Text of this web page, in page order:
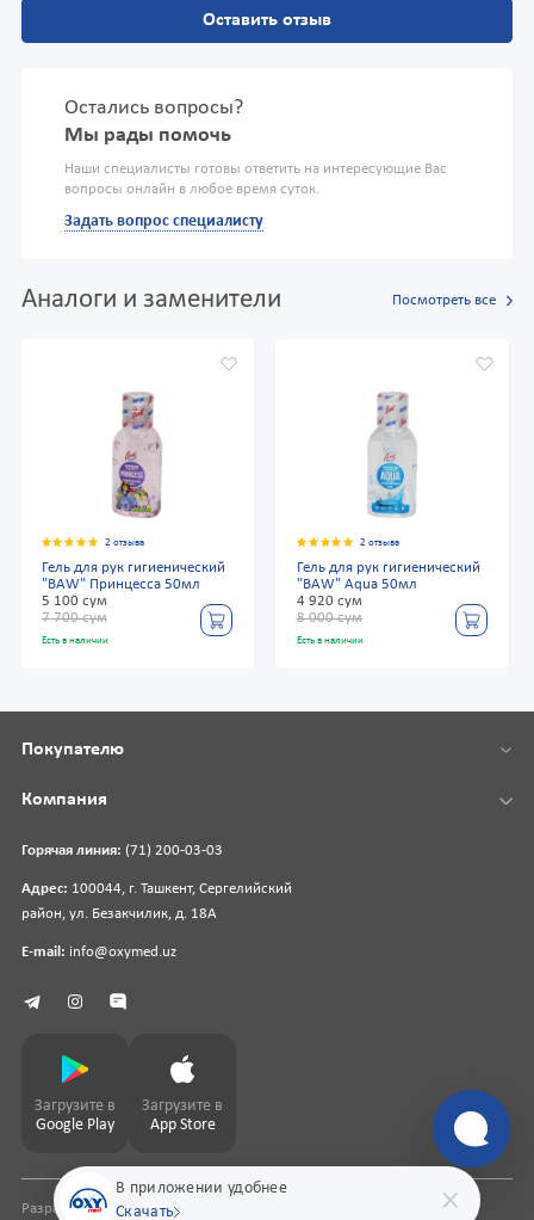
Оставить отзыв
Остались вопросы?
Мы рады помочь
Наши специалисты готовы ответить на интересующие Вас
вопросы онлайн в любое время суток.
Задать вопрос специалисту
Аналоги и заменители Посмотреть все
2 отзыва
Гель для рук гигиенический
"BAW" Принцесса 50мл
5 100 сум
7 700 сум
Есть в наличии
2 отзыва
Гель для рук гигиенический
"BAW" Aqua 50мл
4 920 сум
8 000 сум
Есть в наличии
В приложении удобнее
Скачать
Горячая линия: (71) 200-03-03
Адрес: 100044, г. Ташкент, Сергелийский
район, ул. Безакчилик, д. 18А
E-mail: info@oxymed.uz
Покупателю
Компания
Загрузите в
Google Play
Загрузите в
App Store
Разработка сайтаpharmit.uz